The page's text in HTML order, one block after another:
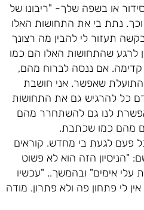
או בשפה שלך- "ריבונו של
נתת בי את התחושות האלו
תעזור לי להבין מה רצונך
לרגע שהתחושות האלו הם כמו
קדימה. אם ננסה לברוח מהם,
שאפשר. אני חושבת
כל להרגיש גם את התחושות
לנו גם להשתחרר מהם
מהם כמו שכתבת.
פעם לגעת בי מחדש. קוראים
"הניסיון הזה הוא לא פשוט
אימים" ובהמשך.. "עכשיו
לי פתחון פה ולא פתרון. מודה